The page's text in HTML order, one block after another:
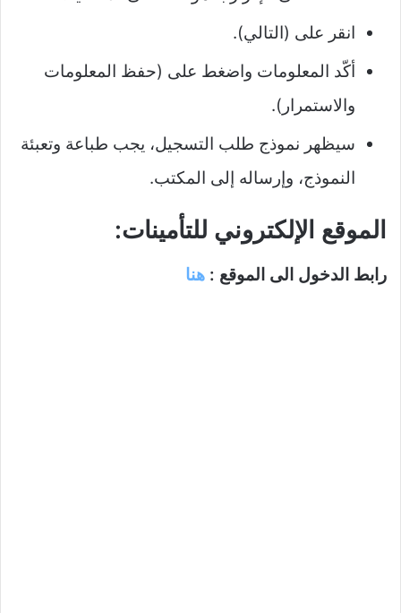
انقر على (التالي).
أكّد المعلومات واضغط على (حفظ المعلومات
والاستمرار).
سيظهر نموذج طلب التسجيل، يجب طباعة وتعبئة
النموذج، وإرساله إلى المكتب.
الموقع الإلكتروني للتأمينات:
رابط الدخول الى الموقع : هنا